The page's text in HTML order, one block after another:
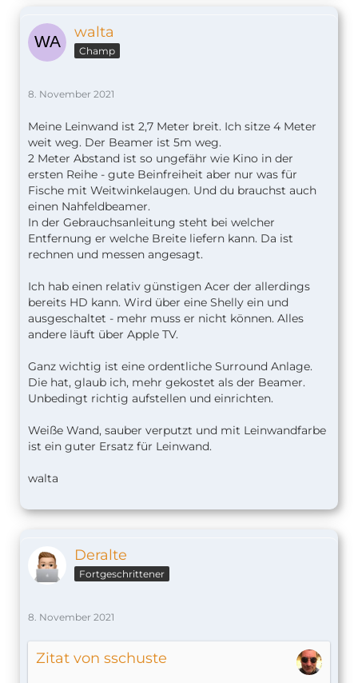
walta
Champ
8. November 2021
Meine Leinwand ist 2,7 Meter breit. Ich sitze 4 Meter
weit weg. Der Beamer ist 5m weg.
2 Meter Abstand ist so ungefähr wie Kino in der
ersten Reihe - gute Beinfreiheit aber nur was für
Fische mit Weitwinkelaugen. Und du brauchst auch
einen Nahfeldbeamer.
In der Gebrauchsanleitung steht bei welcher
Entfernung er welche Breite liefern kann. Da ist
rechnen und messen angesagt.
Ich hab einen relativ günstigen Acer der allerdings
bereits HD kann. Wird über eine Shelly ein und
ausgeschaltet - mehr muss er nicht können. Alles
andere läuft über Apple TV.
Ganz wichtig ist eine ordentliche Surround Anlage.
Die hat, glaub ich, mehr gekostet als der Beamer.
Unbedingt richtig aufstellen und einrichten.
Weiße Wand, sauber verputzt und mit Leinwandfarbe
ist ein guter Ersatz für Leinwand.
walta
Deralte
Fortgeschrittener
8. November 2021
Zitat von sschuste